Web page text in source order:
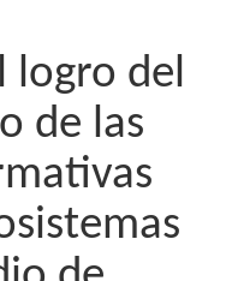
logro del
de las